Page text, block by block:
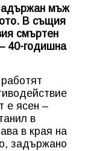
мъж
В същия
смъртен
40-годишна
е ясен –
в
в края на
задържано